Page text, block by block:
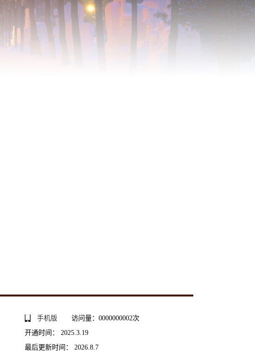
手机版 访问量： 0000000002次
开通时间： 2025.3.19
最后更新时间： 2026.8.7